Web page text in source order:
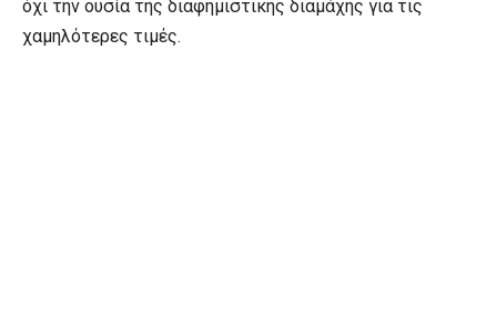
όχι την ουσία της διαφημιστικής διαμάχης για τις
χαμηλότερες τιμές.